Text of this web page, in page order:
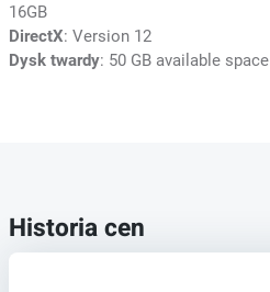
16GB
DirectX: Version 12
Dysk twardy: 50 GB available space
Historia cen